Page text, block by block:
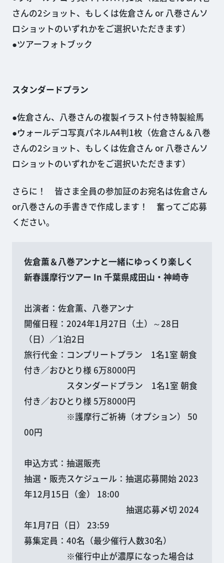
さんの2ショット、もしくは佐倉さん or 八巻さんソ
ロショットのいずれかをご選択いただきます）
ツアーフォトブック
スタンダードプラン
佐倉さん、八巻さんの複製イラスト付き特製絵馬
ウォールデコ写真パネルA4判1枚（佐倉さん＆八巻
さんの2ショット、もしくは佐倉さん or 八巻さんソ
ロショットのいずれかをご選択いただきます）
さらに！ 皆さま全員の参加証のお宛名は佐倉さん
or八巻さんの手書きで作成します！ 奮ってご応募
ください。
佐倉薫＆八巻アンナと一緒にゆっくり楽しく
新春護摩行ツアー In 千葉県成田山・神崎寺
出演者：佐倉薫、八巻アンナ
開催日程：2024年1月27日（土）～28日
（日）／1泊2日
旅行代金：コンプリートプラン 1名1室 朝食
付き／おひとり様 6万8000円
スタンダードプラン 1名1室 朝食
付き／おひとり様 5万8000円
※護摩行ご祈祷（オプション） 50
00円
申込方式：抽選販売
抽選・販売スケジュール：抽選応募開始 2023
年12月15日（金） 18:00
抽選応募〆切 2024
年1月7日（日） 23:59
募集定員：40名（最少催行人数30名）
※催行中止が濃厚になった場合は